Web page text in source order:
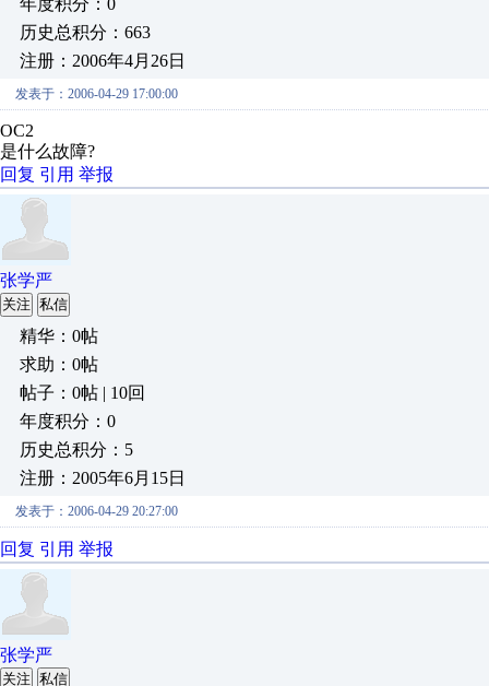
年度积分：0
历史总积分：663
注册：2006年4月26日
发表于：2006-04-29 17:00:00
OC2
是什么故障?
回复 引用 举报
张学严
关注 私信
精华：0帖
求助：0帖
帖子：0帖 | 10回
年度积分：0
历史总积分：5
注册：2005年6月15日
发表于：2006-04-29 20:27:00
回复 引用 举报
张学严
关注 私信